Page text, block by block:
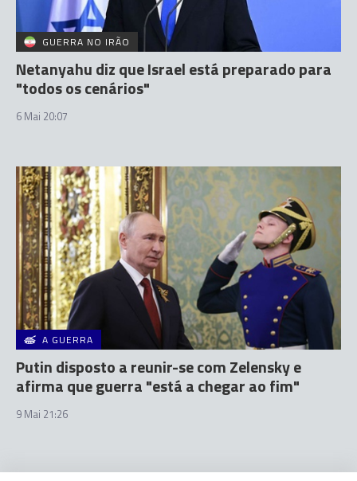
GUERRA NO IRÃO
Netanyahu diz que Israel está preparado para
"todos os cenários"
6 Mai 20:07
A GUERRA
Putin disposto a reunir-se com Zelensky e
afirma que guerra "está a chegar ao fim"
9 Mai 21:26